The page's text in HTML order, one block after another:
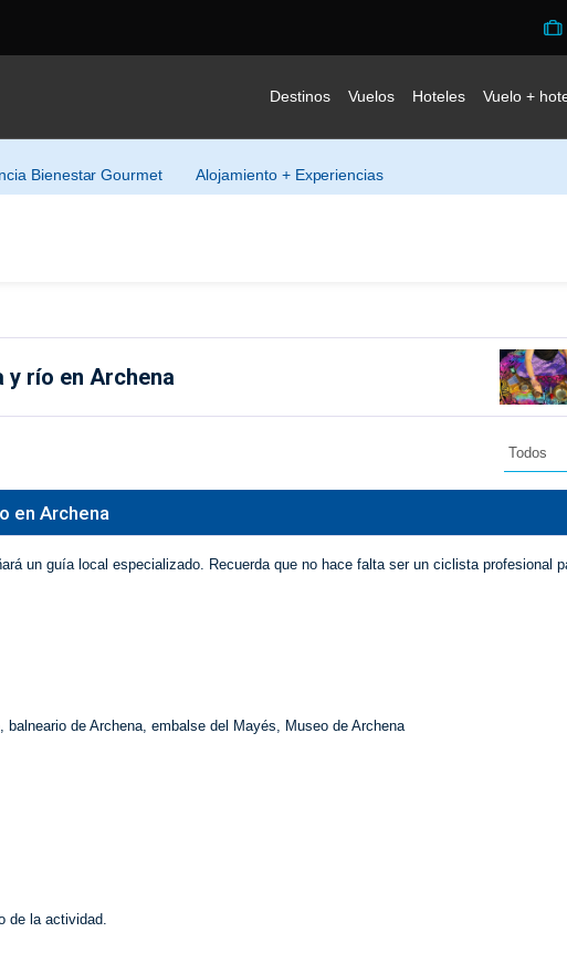
Destinos Vuelos Hoteles Vuelo +
Bienestar Gourmet Alojamiento + Experiencias
y río en Archena
en Archena
un guía local especializado. Recuerda que no hace falta ser un ciclista profesional
de Archena, embalse del Mayés, Museo de Archena
de la actividad.